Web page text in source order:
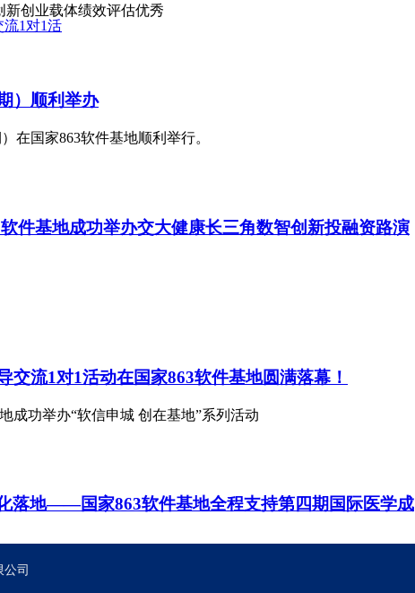
流1对1活
新创业载体绩效评估优秀
）顺利举办
在国家863软件基地顺利举行。
件基地成功举办交大健康长三角数智创新投融资路演
交流1对1活动在国家863软件基地圆满落幕！
成功举办“软信申城 创在基地”系列活动
落地——国家863软件基地全程支持第四期国际医学成
工交叉转化落地。
司